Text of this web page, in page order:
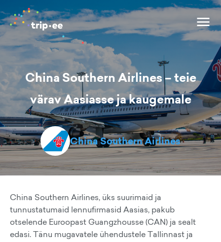
China Southern Airlines – teie
värav Aasiasse ja kaugemale
China Southern Airlines
China Southern Airlines, üks suurimaid ja
tunnustatumaid lennufirmasid Aasias, pakub
otselende Euroopast Guangzhousse (CAN) ja sealt
edasi. Tänu mugavatele ühendustele Tallinnast ja